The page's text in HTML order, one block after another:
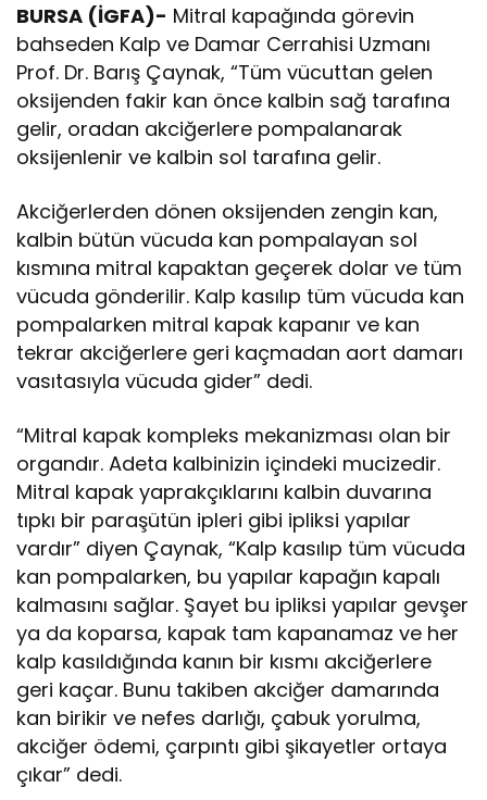
BURSA (İGFA)- Mitral kapağında görevin
bahseden Kalp ve Damar Cerrahisi Uzmanı
Prof. Dr. Barış Çaynak, “Tüm vücuttan gelen
oksijenden fakir kan önce kalbin sağ tarafına
gelir, oradan akciğerlere pompalanarak
oksijenlenir ve kalbin sol tarafına gelir.
Akciğerlerden dönen oksijenden zengin kan,
kalbin bütün vücuda kan pompalayan sol
kısmına mitral kapaktan geçerek dolar ve tüm
vücuda gönderilir. Kalp kasılıp tüm vücuda kan
pompalarken mitral kapak kapanır ve kan
tekrar akciğerlere geri kaçmadan aort damarı
vasıtasıyla vücuda gider” dedi.
“Mitral kapak kompleks mekanizması olan bir
organdır. Adeta kalbinizin içindeki mucizedir.
Mitral kapak yaprakçıklarını kalbin duvarına
tıpkı bir paraşütün ipleri gibi ipliksi yapılar
vardır” diyen Çaynak, “Kalp kasılıp tüm vücuda
kan pompalarken, bu yapılar kapağın kapalı
kalmasını sağlar. Şayet bu ipliksi yapılar gevşer
ya da koparsa, kapak tam kapanamaz ve her
kalp kasıldığında kanın bir kısmı akciğerlere
geri kaçar. Bunu takiben akciğer damarında
kan birikir ve nefes darlığı, çabuk yorulma,
akciğer ödemi, çarpıntı gibi şikayetler ortaya
çıkar” dedi.